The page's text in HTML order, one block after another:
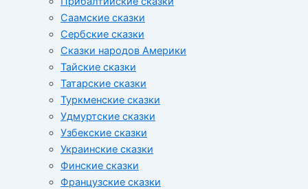
Cаамские сказки
Сербские сказки
Сказки народов Америки
Тайские сказки
Татарские сказки
Туркменские сказки
Удмуртские сказки
Узбекские сказки
Украинские сказки
Финские сказки
Французские сказки